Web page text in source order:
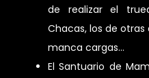
de realizar el
Chacas, los de
manca cargas…
El Santuario de